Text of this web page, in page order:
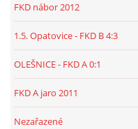
FKD nábor 2012
1.5. Opatovice - FKD B 4:3
OLEŠNICE - FKD A 0:1
FKD A jaro 2011
Nezařazené